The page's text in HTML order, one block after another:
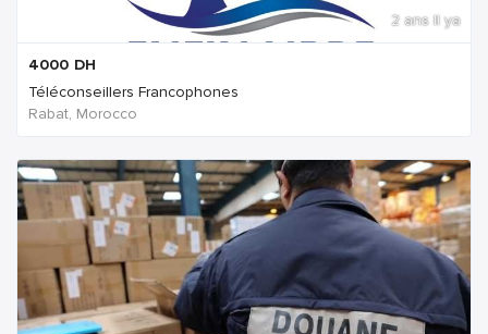
2 ans Il ya
4000 DH
Téléconseillers Francophones
Rabat, Morocco